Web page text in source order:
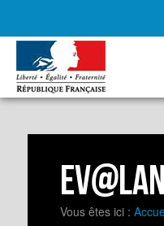
Vous êtes ici :